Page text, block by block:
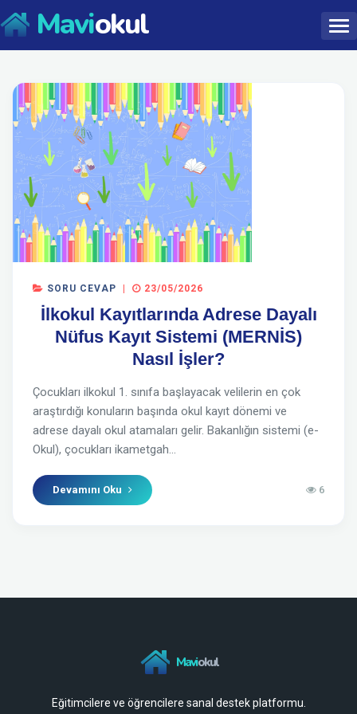
Maviokul
SORU CEVAP 23/05/2026
İlkokul Kayıtlarında Adrese Dayalı
Nüfus Kayıt Sistemi (MERNİS)
Nasıl İşler?
Çocukları ilkokul 1. sınıfa başlayacak velilerin en çok
araştırdığı konuların başında okul kayıt dönemi ve
adrese dayalı okul atamaları gelir. Bakanlığın sistemi (e-
Okul), çocukları ikametgah...
Devamını Oku 6
Maviokul
Eğitimcilere ve öğrencilere sanal destek platformu.